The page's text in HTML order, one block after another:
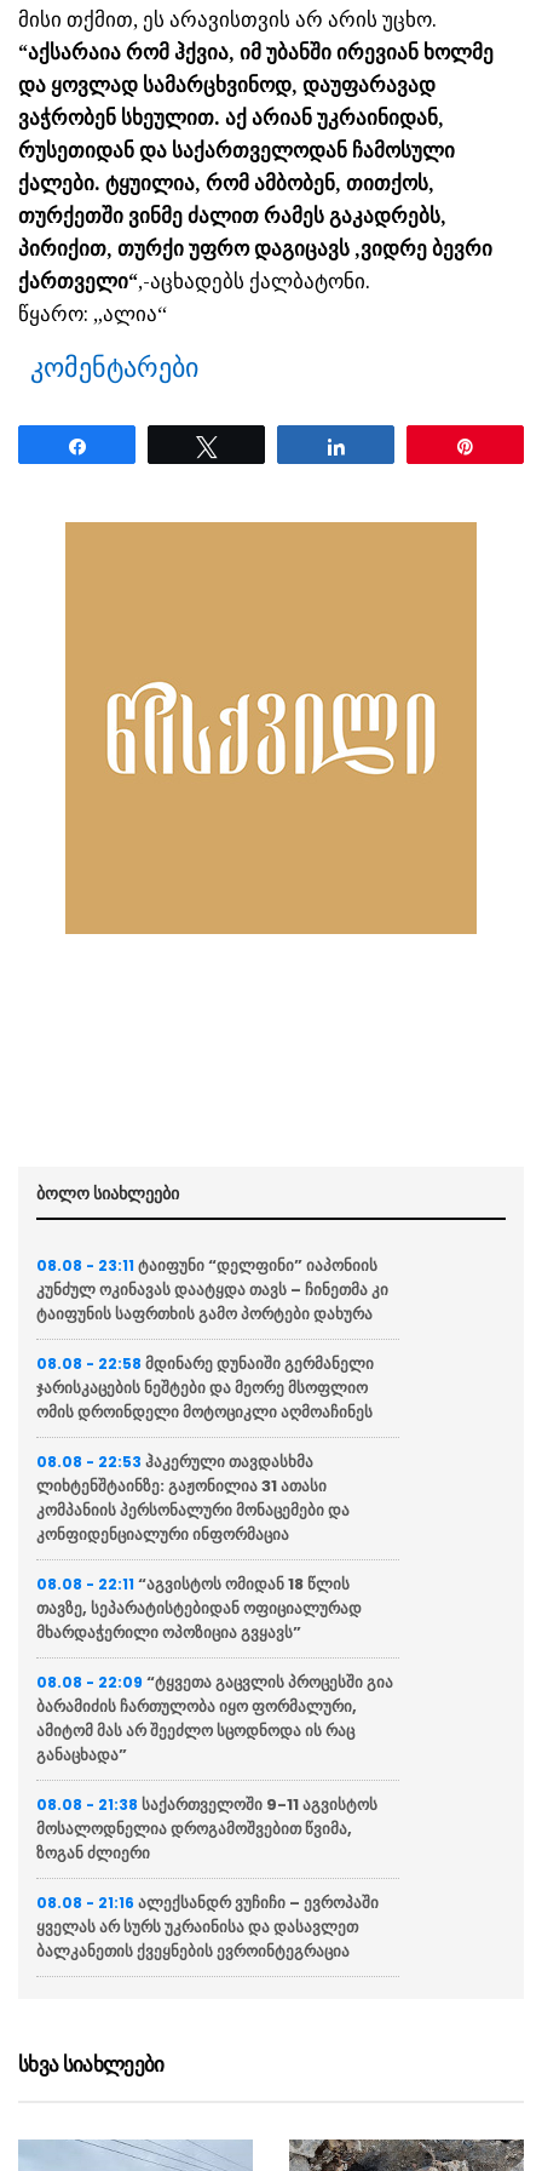
მისი თქმით, ეს არავისთვის არ არის უცხო.
“აქსარაია რომ ჰქვია, იმ უბანში ირევიან ხოლმე
და ყოვლად სამარცხვინოდ, დაუფარავად
ვაჭრობენ სხეულით. აქ არიან უკრაინიდან,
რუსეთიდან და საქართველოდან ჩამოსული
ქალები. ტყუილია, რომ ამბობენ, თითქოს,
თურქეთში ვინმე ძალით რამეს გაკადრებს,
პირიქით, თურქი უფრო დაგიცავს ,ვიდრე ბევრი
ქართველი“,-აცხადებს ქალბატონი.
წყარო: „ალია“
კომენტარები
ბოლო სიახლეები
08.08 - 23:11 ტაიფუნი “დელფინი” იაპონიის
კუნძულ ოკინავას დაატყდა თავს – ჩინეთმა კი
ტაიფუნის საფრთხის გამო პორტები დახურა
08.08 - 22:58 მდინარე დუნაიში გერმანელი
ჯარისკაცების ნეშტები და მეორე მსოფლიო
ომის დროინდელი მოტოციკლი აღმოაჩინეს
08.08 - 22:53 ჰაკერული თავდასხმა
ლიხტენშტაინზე: გაჟონილია 31 ათასი
კომპანიის პერსონალური მონაცემები და
კონფიდენციალური ინფორმაცია
08.08 - 22:11 “აგვისტოს ომიდან 18 წლის
თავზე, სეპარატისტებიდან ოფიციალურად
მხარდაჭერილი ოპოზიცია გვყავს”
08.08 - 22:09 “ტყვეთა გაცვლის პროცესში გია
ბარამიძის ჩართულობა იყო ფორმალური,
ამიტომ მას არ შეეძლო სცოდნოდა ის რაც
განაცხადა”
08.08 - 21:38 საქართველოში 9-11 აგვისტოს
მოსალოდნელია დროგამოშვებით წვიმა,
ზოგან ძლიერი
08.08 - 21:16 ალექსანდრ ვუჩიჩი – ევროპაში
ყველას არ სურს უკრაინისა და დასავლეთ
ბალკანეთის ქვეყნების ევროინტეგრაცია
მიაწვდის „პეტრიოტის“ სისტემისთვის
რაკეტებს, თუმცა მათი რაოდენობა
08.08 - 20:12ბულგარეთში აცხადებენ რომ
სხვა სიახლეები